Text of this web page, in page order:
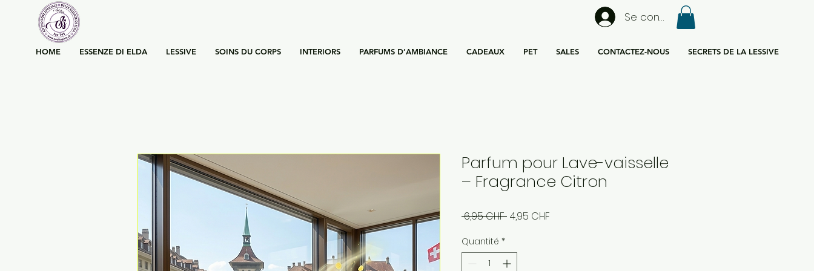
Se connecter
HOME ESSENZE DI ELDA LESSIVE SOINS DU CORPS INTERIORS PARFUMS D’AMBIANCE CADEAUX PET SALES CONTACTEZ-NOUS SECRETS DE LA LESSIVE
Parfum pour Lave-vaisselle
– Fragrance Citron
6,95 CHF Prix
4,95 CHF
Quantité *